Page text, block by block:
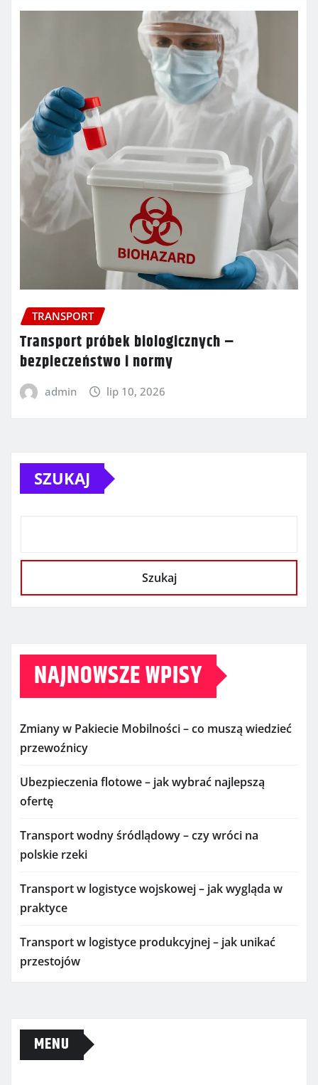
TRANSPORT
Transport próbek biologicznych –
bezpieczeństwo i normy
admin lip 10, 2026
SZUKAJ
Szukaj
NAJNOWSZE WPISY
Zmiany w Pakiecie Mobilności – co muszą wiedzieć
przewoźnicy
Ubezpieczenia flotowe – jak wybrać najlepszą
ofertę
Transport wodny śródlądowy – czy wróci na
polskie rzeki
Transport w logistyce wojskowej – jak wygląda w
praktyce
Transport w logistyce produkcyjnej – jak unikać
przestojów
MENU